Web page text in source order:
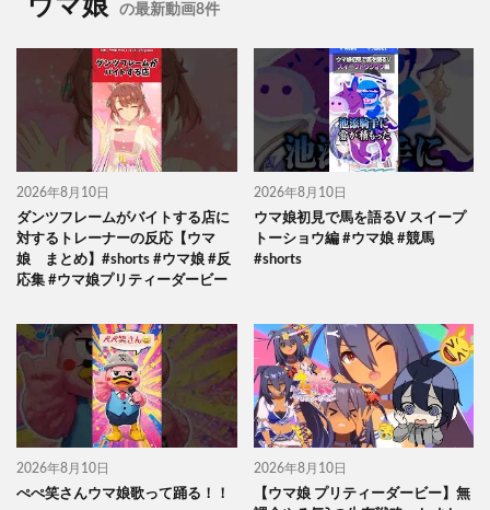
ウマ娘 の最新動画8件
2026年8月10日
ダンツフレームがバイトする店に
対するトレーナーの反応【ウマ
娘 まとめ】#shorts #ウマ娘 #反
応集 #ウマ娘プリティーダービー
2026年8月10日
ウマ娘初見で馬を語るV スイープ
トーショウ編 #ウマ娘 #競馬
#shorts
2026年8月10日
ぺぺ笑さんウマ娘歌って踊る！！
2026年8月10日
【ウマ娘 プリティーダービー】無